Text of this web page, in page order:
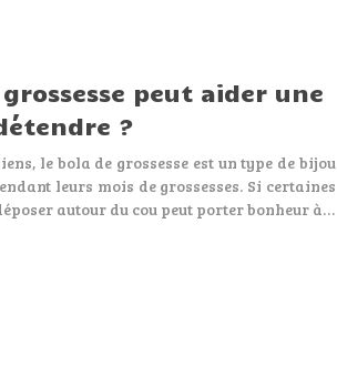
peut aider une
?
le bola de grossesse est un type de bijou
leurs mois de grossesses. Si certaines
autour du cou peut porter bonheur à…